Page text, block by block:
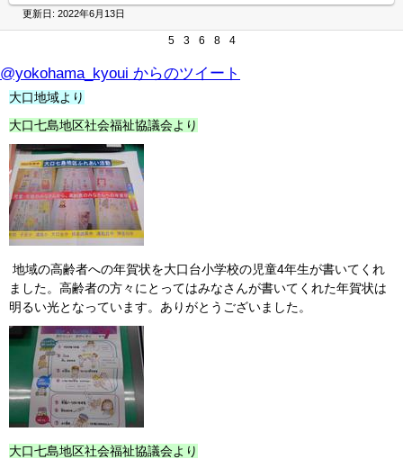
更新日: 2022年6月13日
5 3 6 8 4
@yokohama_kyoui からのツイート
大口地域より
大口七島地区社会福祉協議会より
地域の高齢者への年賀状を大口台小学校の児童4年生が書いてくれ
ました。高齢者の方々にとってはみなさんが書いてくれた年賀状は
明るい光となっています。ありがとうございました。
大口七島地区社会福祉協議会より